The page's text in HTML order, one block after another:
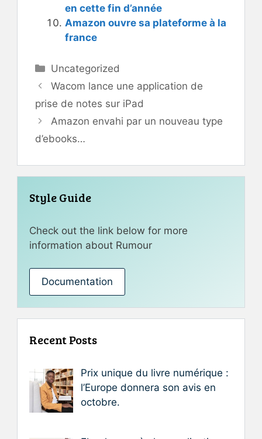
en cette fin d’année
Amazon ouvre sa plateforme à la
france
Catégories
Uncategorized
Wacom lance une application de
prise de notes sur iPad
Amazon envahi par un nouveau type
d’ebooks…
Style Guide
Check out the link below for more
information about Rumour
Documentation
Recent Posts
Prix unique du livre numérique :
l’Europe donnera son avis en
octobre.